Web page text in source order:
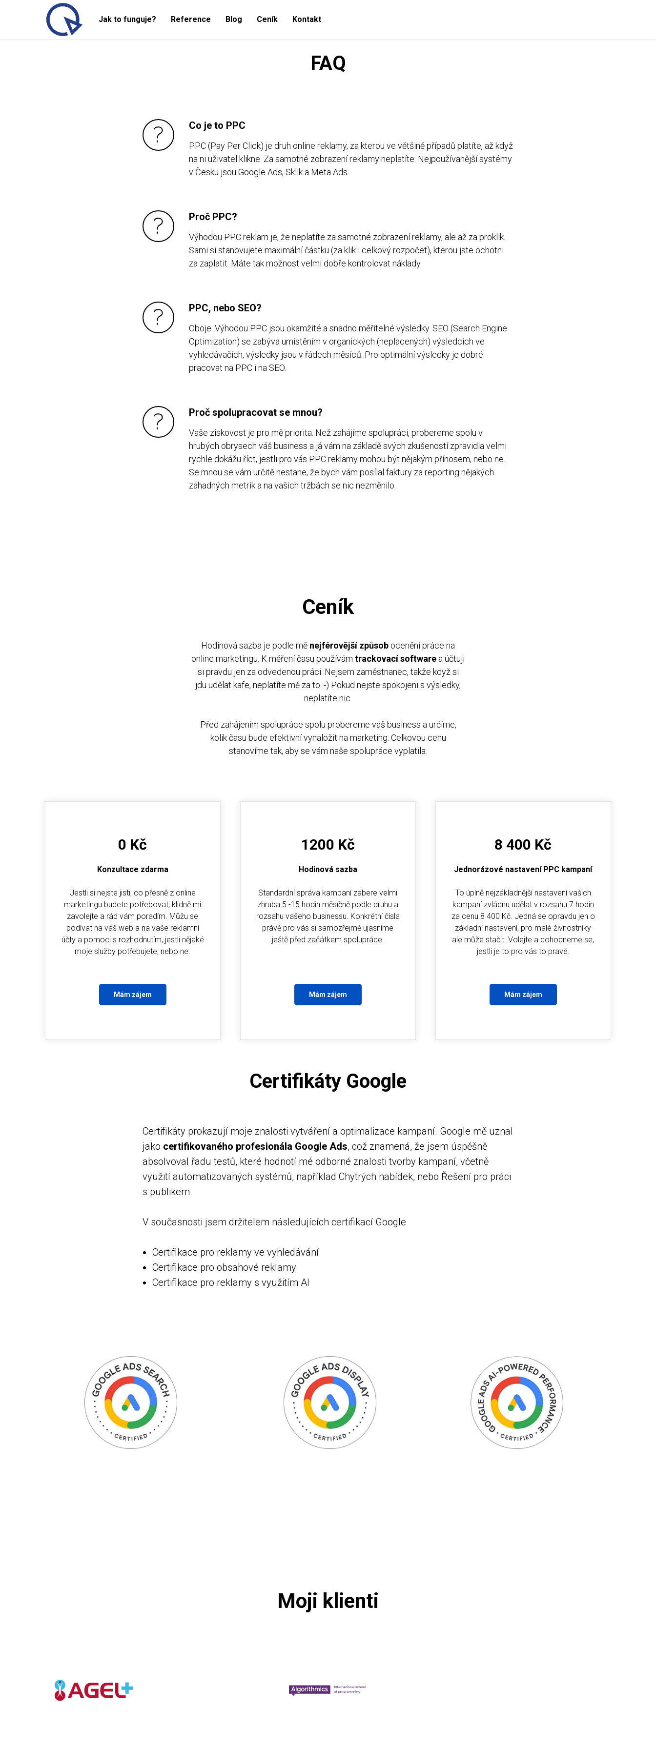
Jak to funguje? Reference Blog Ceník Kontakt
FAQ
Co je to PPC
PPC (Pay Per Click) je druh online reklamy, za kterou ve většině případů platíte, až když
na ni uživatel klikne. Za samotné zobrazení reklamy neplatíte. Nejpoužívanější systémy
v Česku jsou Google Ads, Sklik a Meta Ads.
Proč PPC?
Výhodou PPC reklam je, že neplatíte za samotné zobrazení reklamy, ale až za proklik.
Sami si stanovujete maximální částku (za klik i celkový rozpočet), kterou jste ochotni
za zaplatit. Máte tak možnost velmi dobře kontrolovat náklady.
PPC, nebo SEO?
Oboje. Výhodou PPC jsou okamžité a snadno měřitelné výsledky. SEO (Search Engine
Optimization) se zabývá umístěním v organických (neplacených) výsledcích ve
vyhledávačích, výsledky jsou v řádech měsíců. Pro optimální výsledky je dobré
pracovat na PPC i na SEO.
Proč spolupracovat se mnou?
Vaše ziskovost je pro mě priorita. Než zahájíme spolupráci, probereme spolu v
hrubých obrysech váš business a já vám na základě svých zkušeností zpravidla velmi
rychle dokážu říct, jestli pro vás PPC reklamy mohou být nějakým přínosem, nebo ne.
Se mnou se vám určitě nestane, že bych vám posílal faktury za reporting nějakých
záhadných metrik a na vašich tržbách se nic nezměnilo.
Ceník
Hodinová sazba je podle mě nejférovější způsob ocenění práce na
online marketingu. K měření času používám trackovací software a účtuji
si pravdu jen za odvedenou práci. Nejsem zaměstnanec, takže když si
jdu udělat kafe, neplatíte mě za to :-) Pokud nejste spokojeni s výsledky,
neplatíte nic.
Před zahájením spolupráce spolu probereme váš business a určíme,
kolik času bude efektivní vynaložit na marketing. Celkovou cenu
stanovíme tak, aby se vám naše spolupráce vyplatila.
0 Kč
Konzultace zdarma
Jestli si nejste jisti, co přesně z online
marketingu budete potřebovat, klidně mi
zavolejte a rád vám poradím. Můžu se
podívat na váš web a na vaše reklamní
účty a pomoci s rozhodnutím, jestli nějaké
moje služby potřebujete, nebo ne.
Mám zájem
1200 Kč
Hodinová sazba
Standardní správa kampaní zabere velmi
zhruba 5 -15 hodin měsíčně podle druhu a
rozsahu vašeho businessu. Konkrétní čísla
právě pro vás si samozřejmě ujasníme
ještě před začátkem spolupráce.
Mám zájem
8 400 Kč
Jednorázové nastavení PPC kampaní
To úplně nejzákladnější nastavení vašich
kampaní zvládnu udělat v rozsahu 7 hodin
za cenu 8 400 Kč. Jedná se opravdu jen o
základní nastavení, pro malé živnostníky
ale může stačit. Volejte a dohodneme se,
jestli je to pro vás to pravé.
Mám zájem
Certifikáty Google
Certifikáty prokazují moje znalosti vytváření a optimalizace kampaní. Google mě uznal
jako certifikovaného profesionála Google Ads, což znamená, že jsem úspěšně
absolvoval řadu testů, které hodnotí mé odborné znalosti tvorby kampaní, včetně
využití automatizovaných systémů, například Chytrých nabídek, nebo Řešení pro práci
s publikem.
V současnosti jsem držitelem následujících certifikací Google
Certifikace pro reklamy ve vyhledávání
Certifikace pro obsahové reklamy
Certifikace pro reklamy s využitím AI
Moji klienti